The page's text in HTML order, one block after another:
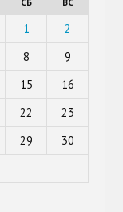
1
2
8
9
15
16
22
23
29
30